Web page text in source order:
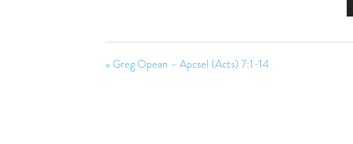
« Greg Opean – Apcsel (Acts) 7:1-14